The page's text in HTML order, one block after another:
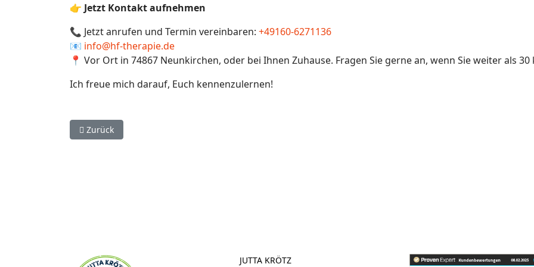
👉 Jetzt Kontakt aufnehmen
📞 Jetzt anrufen und Termin vereinbaren: +49160-6271136
📧 info@hf-therapie.de
📍 Vor Ort in 74867 Neunkirchen, oder bei Ihnen Zuhause. Fragen Sie gerne an, wenn Sie weiter als
Ich freue mich darauf, Euch kennenzulernen!
Vorheriger Beitrag: Impulskontrolle beim Hund – Warum Selbstbeherrschung trainierbar ist
Zurück
JUTTA KRÖTZ